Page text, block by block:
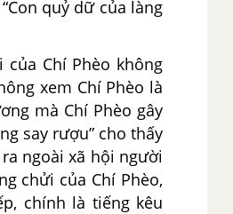
quỷ dữ của làng
Chí Phèo không
xem Chí Phèo là
mà Chí Phèo gây
say rượu” cho thấy
ngoài xã hội người
chửi của Chí Phèo,
chính là tiếng kêu